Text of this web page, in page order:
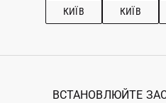
КИЇВ КИЇВ
ВСТАНОВЛЮЙТЕ